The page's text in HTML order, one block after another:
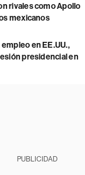
rivales como Apollo
mexicanos
en EE.UU.,
presidencial en
PUBLICIDAD